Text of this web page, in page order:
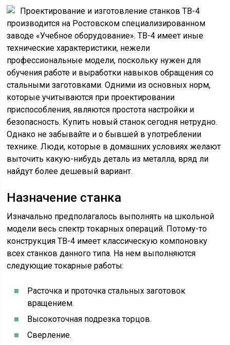
Проектирование и изготовление станков ТВ-4
производится на Ростовском специализированном
заводе «Учебное оборудование». ТВ-4 имеет иные
технические характеристики, нежели
профессиональные модели, поскольку нужен для
обучения работе и выработки навыков обращения со
стальными заготовками. Одними из основных норм,
которые учитываются при проектировании
приспособления, являются простота настройки и
безопасность. Купить новый станок сегодня нетрудно.
Однако не забывайте и о бывшей в употреблении
технике. Люди, которые в домашних условиях желают
выточить какую-нибудь деталь из металла, вряд ли
найдут более дешевый вариант.
Назначение станка
Изначально предполагалось выполнять на школьной
модели весь спектр токарных операций. Потому-то
конструкция ТВ-4 имеет классическую компоновку
всех станков данного типа. На нем выполняются
следующие токарные работы:
Расточка и проточка стальных заготовок
вращением.
Высокоточная подрезка торцов.
Сверление.